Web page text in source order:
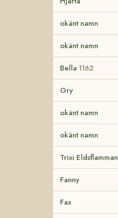
okänt namn
okänt namn
Bella 1162
Gry
okänt namn
okänt namn
Trixi Eldsflamman
Fanny
Fax